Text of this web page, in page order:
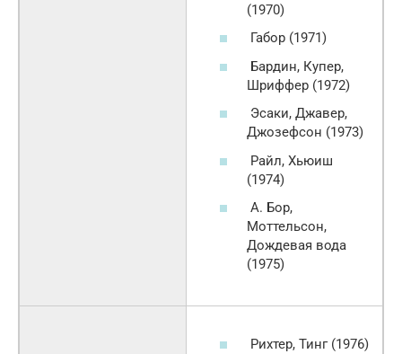
(1970)
Габор (1971)
Бардин, Купер,
Шриффер (1972)
Эсаки, Джавер,
Джозефсон (1973)
Райл, Хьюиш
(1974)
А. Бор,
Моттельсон,
Дождевая вода
(1975)
Рихтер, Тинг (1976)